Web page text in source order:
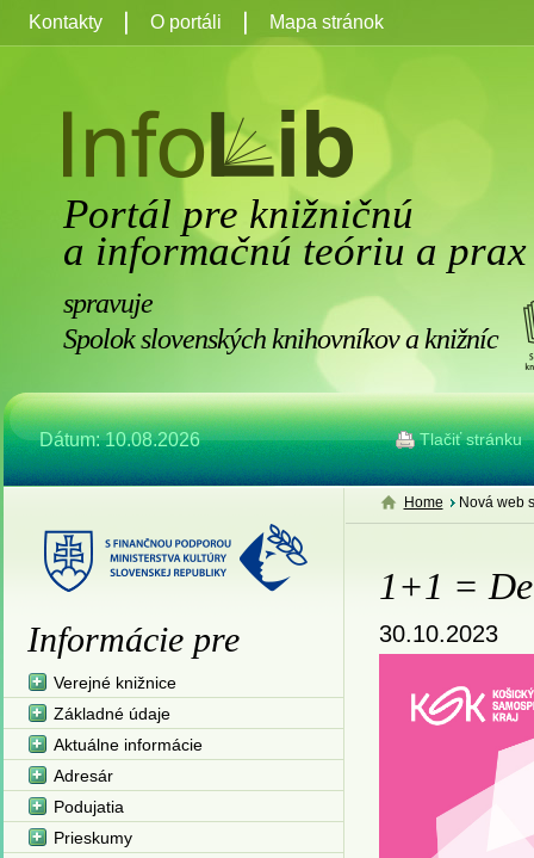
Portál pre knižničnú
a informačnú teóriu a prax
spravuje
Spolok slovenských knihovníkov a knižníc
Dátum: 10.08.2026 Tlačiť stránku
Kontakty O portáli Mapa stránok
Home Nová web
1+1 =
30.10.2023
Informácie pre
Verejné knižnice
Základné údaje
Aktuálne informácie
Adresár
Podujatia
Prieskumy